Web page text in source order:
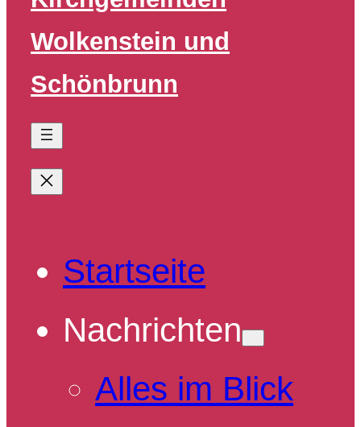
Wolkenstein und
Schönbrunn
Startseite
Nachrichten
Alles im Blick